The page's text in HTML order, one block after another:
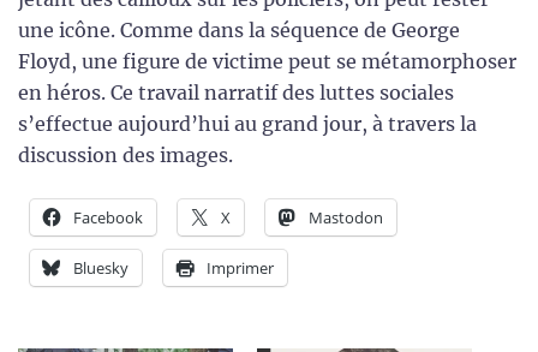
une icône. Comme dans la séquence de George
Floyd, une figure de victime peut se métamorphoser
en héros. Ce travail narratif des luttes sociales
s’effectue aujourd’hui au grand jour, à travers la
discussion des images.
Facebook X Mastodon
Bluesky Imprimer